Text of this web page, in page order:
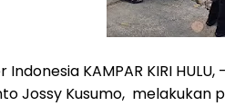
Indonesia KAMPAR KIRI
Jossy Kusumo, melakukan